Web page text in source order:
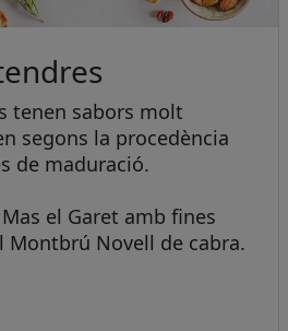
tenen sabors molt
segons la procedència
de maduració.
el Garet amb fines
Montbrú Novell de cabra.